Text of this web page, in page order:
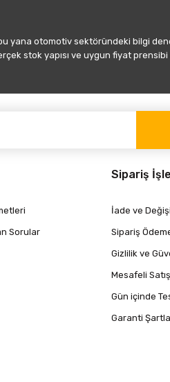
yana otomotiv sektöründeki bilgi
stok yapısı ve uygun fiyat
Sorular
Sipariş
İade ve
Sipariş
Gizlilik ve
Mesafeli
Gün içinde
Garanti